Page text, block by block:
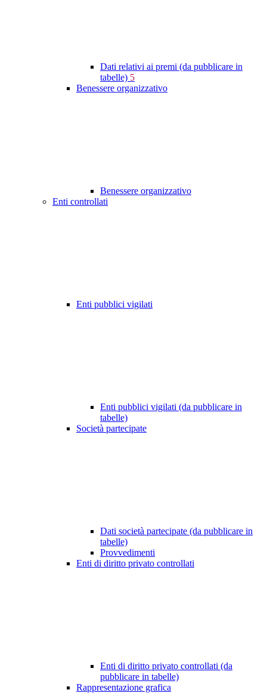
Dati relativi ai premi (da pubblicare in
tabelle) 5
Benessere organizzativo
Benessere organizzativo
Enti controllati
Enti pubblici vigilati
Enti pubblici vigilati (da pubblicare in
tabelle)
Società partecipate
Dati società partecipate (da pubblicare in
tabelle)
Provvedimenti
Enti di diritto privato controllati
Enti di diritto privato controllati (da
pubblicare in tabelle)
Rappresentazione grafica